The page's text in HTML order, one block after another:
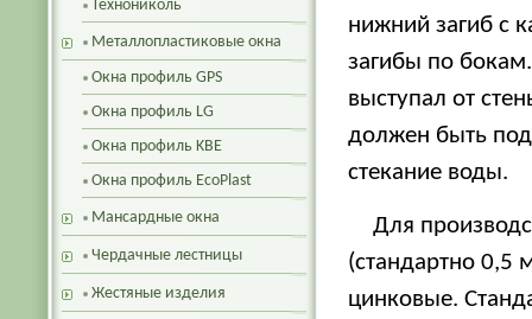
нижний загиб с
загибы по
выступал от
должен быть
стекание воды.
Для
(стандартно
цинковые.
Технониколь
Металлопластиковые окна
Окна профиль GPS
Окна профиль LG
Окна профиль KBE
Окна профиль EcoPlast
Мансардные окна
Чердачные лестницы
Жестяные изделия